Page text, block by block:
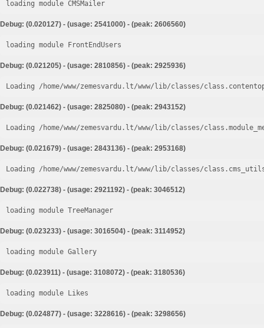
loading module CMSMailer
Debug: (0.020127) - (usage: 2541000) - (peak: 2606560)
loading module FrontEndUsers
Debug: (0.021205) - (usage: 2810856) - (peak: 2925936)
Loading /home/www/zemesvardu.lt/www/lib/classes/
Debug: (0.021462) - (usage: 2825080) - (peak: 2943152)
Loading /home/www/zemesvardu.lt/www/lib/classes/
Debug: (0.021679) - (usage: 2843136) - (peak: 2953168)
Loading /home/www/zemesvardu.lt/www/lib/classes/
Debug: (0.022738) - (usage: 2921192) - (peak: 3046512)
loading module TreeManager
Debug: (0.023233) - (usage: 3016504) - (peak: 3114952)
loading module Gallery
Debug: (0.023911) - (usage: 3108072) - (peak: 3180536)
loading module Likes
Debug: (0.024877) - (usage: 3228616) - (peak: 3298656)